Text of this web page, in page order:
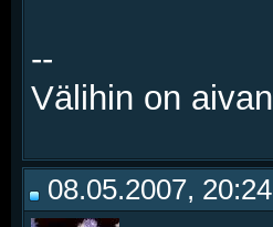
--
Välihin on
08.05.2007, 20:24